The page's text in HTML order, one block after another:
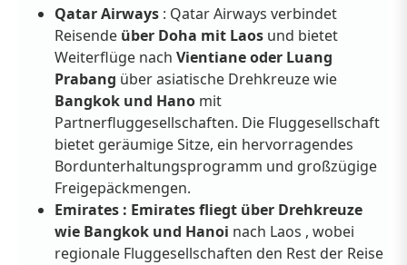
Qatar Airways : Qatar Airways verbindet
Reisende über Doha mit Laos und bietet
Weiterflüge nach Vientiane oder Luang
Prabang über asiatische Drehkreuze wie
Bangkok und Hano mit
Partnerfluggesellschaften. Die Fluggesellschaft
bietet geräumige Sitze, ein hervorragendes
Bordunterhaltungsprogramm und großzügige
Freigepäckmengen.
Emirates : Emirates fliegt über Drehkreuze
wie Bangkok und Hanoi nach Laos , wobei
regionale Fluggesellschaften den Rest der Reise